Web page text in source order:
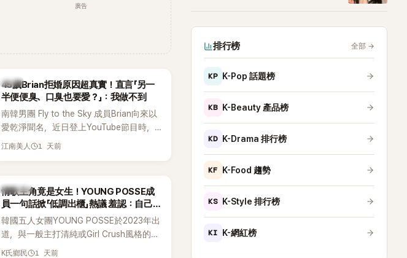
廣告
韓星
45歲Brian拒婚原因超真實！直言「另一
半便便臭、口臭也要愛？」：我做不到
南韓男團 Fly to the Sky 成員Brian向來以
愛乾淨聞名，近日登上YouTube節目時，
再度談到自己的婚姻觀，直言無法理解「連
江南美人 1 天前
K-POP
情歌主角竟是女生！YOUNG POSSE成
員一句話掀「低調出櫃」熱議 羞認：自己
都不敢聽
韓國五人女團YOUNG POSSE於2023年出
道，與一般主打清純或Girl Crush風格的女
團不同，她們以濃厚的Hip-Hop元素、自
K氏鄉民 1 天前
排行榜 全部 →
KP K-Pop 話題榜
KB K-Beauty 產品榜
KD K-Drama 排行榜
KF K-Food 趨勢
KS K-Style 排行榜
KI K-網紅榜